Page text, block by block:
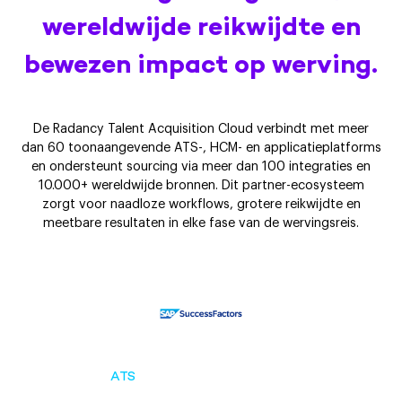
wereldwijde reikwijdte en
bewezen impact op werving.
De Radancy Talent Acquisition Cloud verbindt met meer
dan 60 toonaangevende ATS-, HCM- en applicatieplatforms
en ondersteunt sourcing via meer dan 100 integraties en
10.000+ wereldwijde bronnen. Dit partner-ecosysteem
zorgt voor naadloze workflows, grotere reikwijdte en
meetbare resultaten in elke fase van de wervingsreis.
ATS